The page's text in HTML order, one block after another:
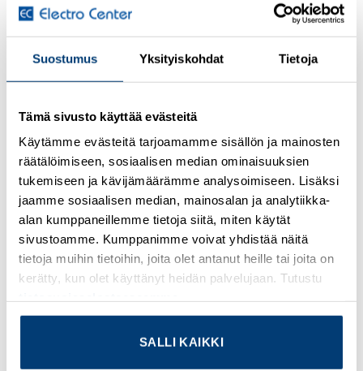
Suostumus Yksityiskohdat Tietoja
Tämä sivusto käyttää evästeitä
Käytämme evästeitä tarjoamamme sisällön ja mainosten
räätälöimiseen, sosiaalisen median ominaisuuksien
tukemiseen ja kävijämäärämme analysoimiseen. Lisäksi
jaamme sosiaalisen median, mainosalan ja analytiikka-
alan kumppaneillemme tietoja siitä, miten käytät
sivustoamme. Kumppanimme voivat yhdistää näitä
tietoja muihin tietoihin, joita olet antanut heille tai joita on
kerätty, kun olet käyttänyt heidän palvelujaan. Tutustu
SALLI KAIKKI
Kirjaudu sisään nähdäksesi hinnat ja käyttääksesi
Plug-in miniature power relay, with power contact, 1 PDT,
input voltage 24 V DC
Lisätietoja tuotteesta
Osasto:Phoenix Contact